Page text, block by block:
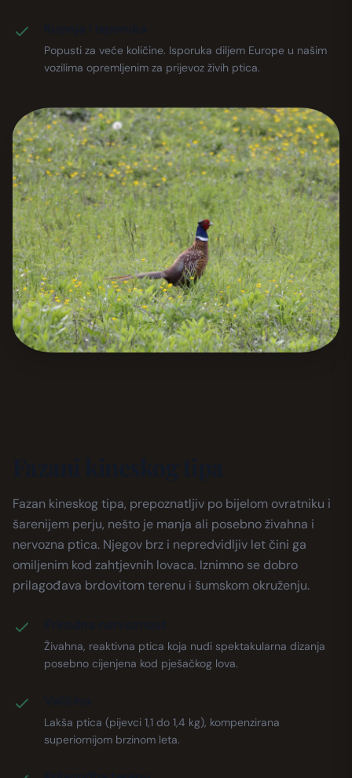
Popusti za veće količine. Isporuka diljem Europe u našim
vozilima opremljenim za prijevoz živih ptica.
Fazan kineskog tipa, prepoznatljiv po bijelom ovratniku i
šarenijem perju, nešto je manja ali posebno živahna i
nervozna ptica. Njegov brz i nepredvidljiv let čini ga
omiljenim kod zahtjevnih lovaca. Iznimno se dobro
prilagođava brdovitom terenu i šumskom okruženju.
Živahna, reaktivna ptica koja nudi spektakularna dizanja
posebno cijenjena kod pješačkog lova.
Lakša ptica (pijevci 1,1 do 1,4 kg), kompenzirana
superiornijom brzinom leta.